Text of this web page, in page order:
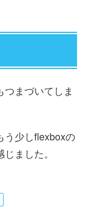
まづいてしま
う少しflexboxの
ました。